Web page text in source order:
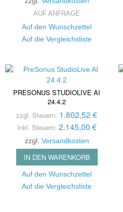
AUF ANFRAGE
Auf den Wunschzettel
Auf die Vergleichsliste
PRESONUS STUDIOLIVE AI
24.4.2
zzgl. Steuern: 1.802,52 €
Inkl. Steuern: 2.145,00 €
zzgl. Versandkosten
IN DEN WARENKORB
Auf den Wunschzettel
Auf die Vergleichsliste